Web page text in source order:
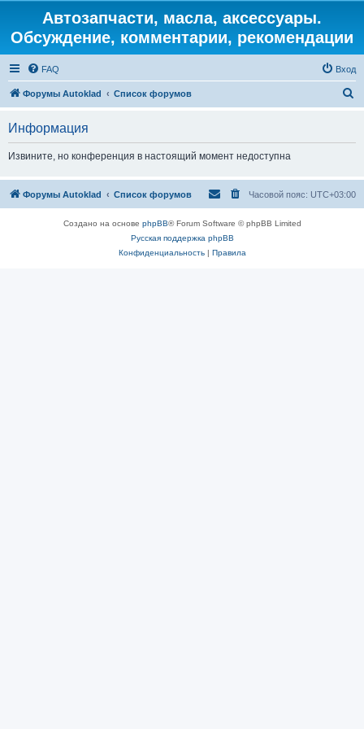
Автозапчасти, масла, аксессуары.
Обсуждение, комментарии, рекомендации
FAQ Вход
Форумы Autoklad Список форумов
Информация
Извините, но конференция в настоящий момент недоступна
Форумы Autoklad Список форумов Часовой пояс: UTC+03:00
Создано на основе phpBB® Forum Software © phpBB Limited
Русская поддержка phpBB
Конфиденциальность| Правила